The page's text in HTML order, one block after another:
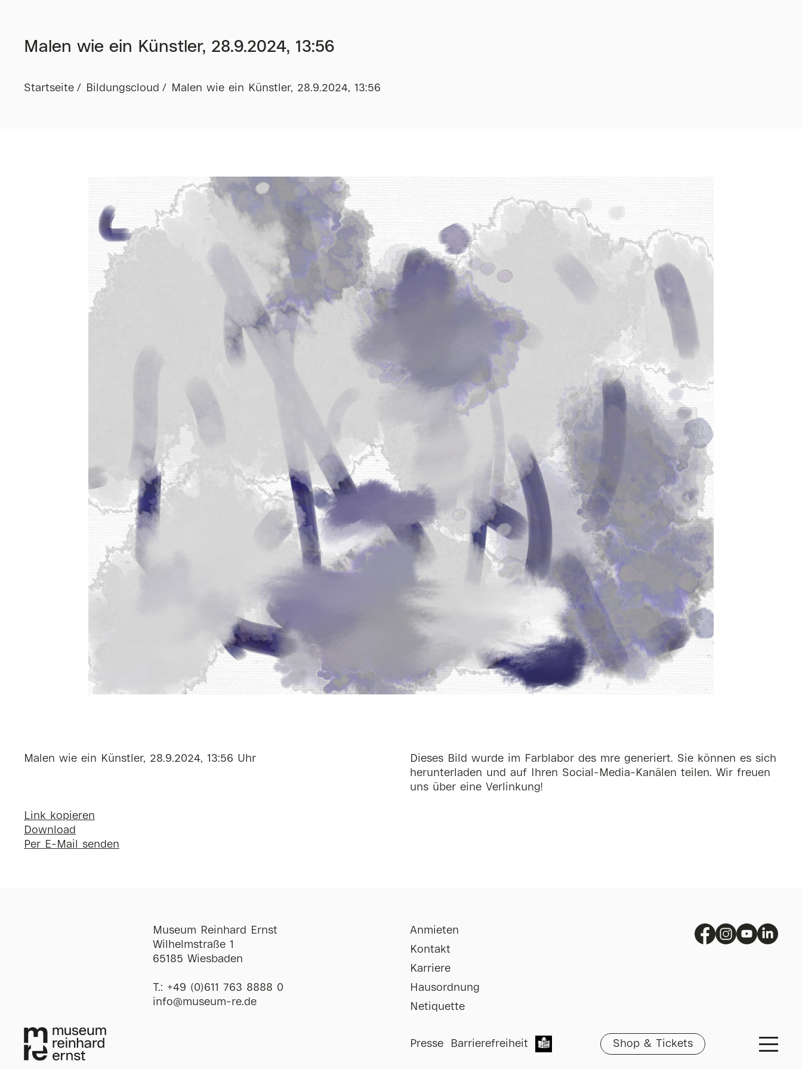
Presse Barrierefreiheit Shop & Tickets
Malen wie ein Künstler, 28.9.2024, 13:56
Startseite Bildungscloud Malen wie ein Künstler, 28.9.2024, 13:56
Malen wie ein Künstler, 28.9.2024, 13:56 Uhr
Link kopieren
Download
Per E-Mail senden
Dieses Bild wurde im Farblabor des mre generiert. Sie können es sich
herunterladen und auf Ihren Social-Media-Kanälen teilen. Wir freuen
uns über eine Verlinkung!
Museum Reinhard Ernst
Wilhelmstraße 1
65185 Wiesbaden
T.: +49 (0)611 763 8888 0
ofni@museum-re de
Anmieten
Kontakt
Karriere
Hausordnung
Netiquette
Datenschutz